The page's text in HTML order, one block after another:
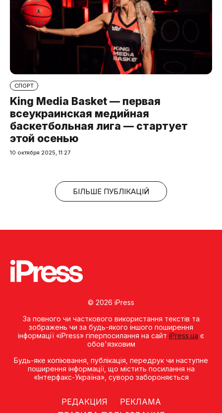
СПОРТ
King Media Basket — первая
всеукраинская медийная
баскетбольная лига — стартует
этой осенью
10 октября 2025, 11:27
БІЛЬШЕ ПУБЛІКАЦІЙ
© 2026 iPress
За повного чи часткового використання текстів та
зображень чи за будь-якого іншого поширення
інформації «iPress» гіперпосилання на сайт iPress.ua є
обов'язковим
Будь-яке копiювання, публiкацiя, передрук чи наступне
поширення iнформацiї, що мiстить посилання на
«Iнтерфакс-Україна», суворо забороняється
РЕДАКЦИЯ
РЕКЛАМА